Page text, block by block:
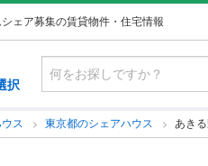
ェア募集の賃貸物件・住宅情報
択
ス 東京都のシェアハウス あき